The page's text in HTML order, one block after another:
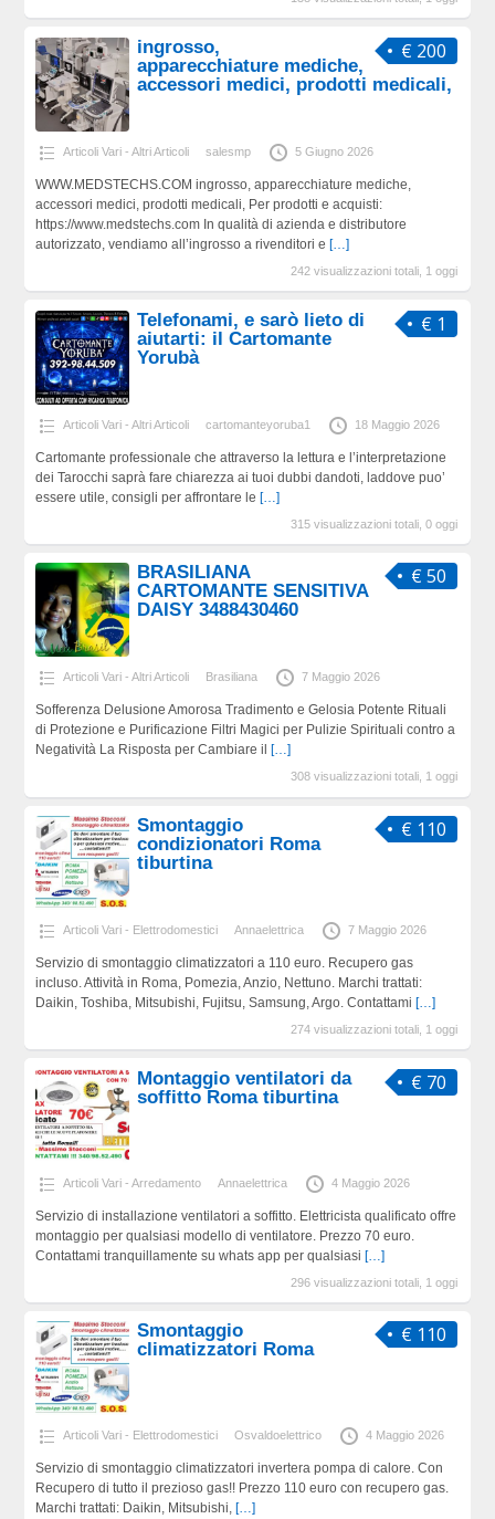
€ 200
ingrosso,
apparecchiature mediche,
accessori medici, prodotti medicali,
Articoli Vari - Altri Articoli salesmp 5 Giugno 2026
WWW.MEDSTECHS.COM ingrosso, apparecchiature mediche,
accessori medici, prodotti medicali, Per prodotti e acquisti:
https://www.medstechs.com In qualità di azienda e distributore
autorizzato, vendiamo all’ingrosso a rivenditori e […]
242 visualizzazioni totali, 1 oggi
€ 1
Telefonami, e sarò lieto di
aiutarti: il Cartomante
Yorubà
Articoli Vari - Altri Articoli cartomanteyoruba1 18 Maggio 2026
Cartomante professionale che attraverso la lettura e l’interpretazione
dei Tarocchi saprà fare chiarezza ai tuoi dubbi dandoti, laddove puo’
essere utile, consigli per affrontare le […]
315 visualizzazioni totali, 0 oggi
€ 50
BRASILIANA
CARTOMANTE SENSITIVA
DAISY 3488430460
Articoli Vari - Altri Articoli Brasiliana 7 Maggio 2026
Sofferenza Delusione Amorosa Tradimento e Gelosia Potente Rituali
di Protezione e Purificazione Filtri Magici per Pulizie Spirituali contro a
Negatività La Risposta per Cambiare il […]
308 visualizzazioni totali, 1 oggi
€ 110
Smontaggio
condizionatori Roma
tiburtina
Articoli Vari - Elettrodomestici Annaelettrica 7 Maggio 2026
Servizio di smontaggio climatizzatori a 110 euro. Recupero gas
incluso. Attività in Roma, Pomezia, Anzio, Nettuno. Marchi trattati:
Daikin, Toshiba, Mitsubishi, Fujitsu, Samsung, Argo. Contattami […]
274 visualizzazioni totali, 1 oggi
€ 70
Montaggio ventilatori da
soffitto Roma tiburtina
Articoli Vari - Arredamento Annaelettrica 4 Maggio 2026
Servizio di installazione ventilatori a soffitto. Elettricista qualificato offre
montaggio per qualsiasi modello di ventilatore. Prezzo 70 euro.
Contattami tranquillamente su whats app per qualsiasi […]
296 visualizzazioni totali, 1 oggi
€ 110
Smontaggio
climatizzatori Roma
Articoli Vari - Elettrodomestici Osvaldoelettrico 4 Maggio 2026
Servizio di smontaggio climatizzatori invertera pompa di calore. Con
Recupero di tutto il prezioso gas!! Prezzo 110 euro con recupero gas.
Marchi trattati: Daikin, Mitsubishi, […]